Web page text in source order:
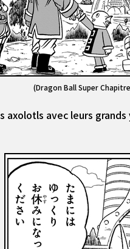
(Dragon Ball Super
axolotls avec leurs